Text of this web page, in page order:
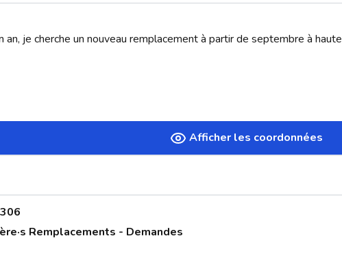
je cherche un nouveau remplacement à partir de septembre à
Afficher les coordonnées
Remplacements - Demandes